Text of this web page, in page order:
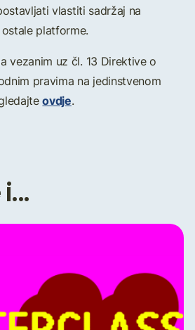
vlastiti sadržaj na
platforme.
vezanim uz čl. 13 Direktive o
pravima na jedinstvenom
ovdje.